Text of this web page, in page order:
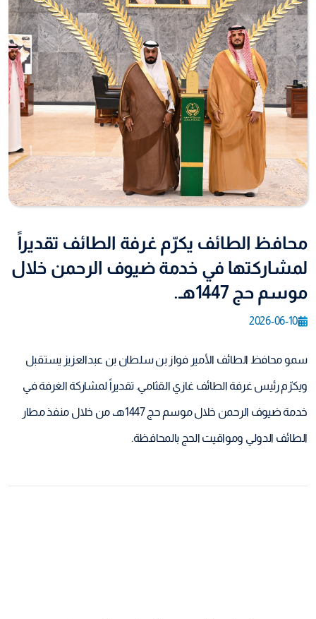
محافظ الطائف يكرّم غرفة الطائف تقديراً
لمشاركتها في خدمة ضيوف الرحمن خلال
موسم حج 1447هـ.
2026-06-10
سمو محافظ الطائف الأمير فواز بن سلطان بن عبدالعزيز يستقبل
ويكرّم رئيس غرفة الطائف غازي القثامي. تقديراً لمشاركة الغرفة في
خدمة ضيوف الرحمن خلال موسم حج 1447هـ، من خلال منفذ مطار
الطائف الدولي ومواقيت الحج بالمحافظة.